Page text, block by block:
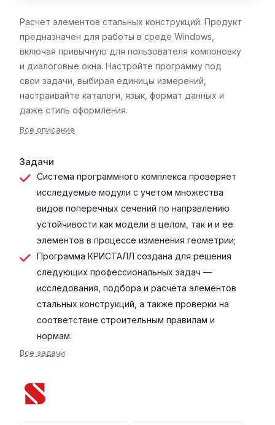
Расчет элементов стальных конструкций. Продукт
предназначен для работы в среде Windows,
включая привычную для пользователя компоновку
и диалоговые окна. Настройте программу под
свои задачи, выбирая единицы измерений,
настраивайте каталоги, язык, формат данных и
даже стиль оформления.
Все описание
Задачи
Система программного комплекса проверяет
исследуемые модули с учетом множества
видов поперечных сечений по направлению
устойчивости как модели в целом, так и и ее
элементов в процессе изменения геометрии;
Программа КРИСТАЛЛ создана для решения
следующих профессиональных задач —
исследования, подбора и расчёта элементов
стальных конструкций, а также проверки на
соответствие строительным правилам и
нормам.
Все задачи